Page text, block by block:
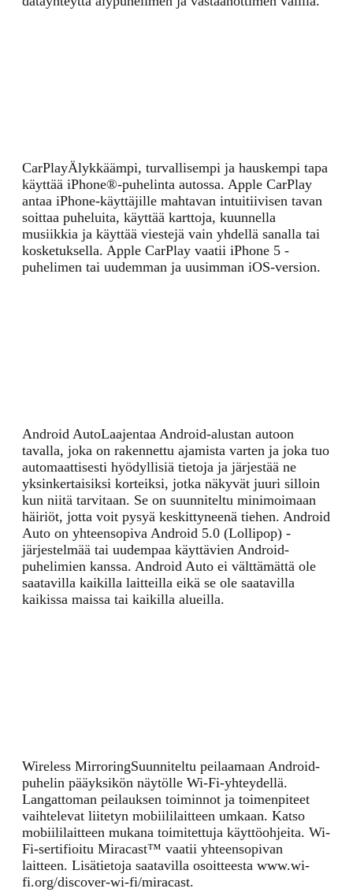
CarPlayÄlykkäämpi, turvallisempi ja hauskempi tapa
käyttää iPhone®-puhelinta autossa. Apple CarPlay
antaa iPhone-käyttäjille mahtavan intuitiivisen tavan
soittaa puheluita, käyttää karttoja, kuunnella
musiikkia ja käyttää viestejä vain yhdellä sanalla tai
kosketuksella. Apple CarPlay vaatii iPhone 5 -
puhelimen tai uudemman ja uusimman iOS-version.
Android AutoLaajentaa Android-alustan autoon
tavalla, joka on rakennettu ajamista varten ja joka tuo
automaattisesti hyödyllisiä tietoja ja järjestää ne
yksinkertaisiksi korteiksi, jotka näkyvät juuri silloin
kun niitä tarvitaan. Se on suunniteltu minimoimaan
häiriöt, jotta voit pysyä keskittyneenä tiehen. Android
Auto on yhteensopiva Android 5.0 (Lollipop) -
järjestelmää tai uudempaa käyttävien Android-
puhelimien kanssa. Android Auto ei välttämättä ole
saatavilla kaikilla laitteilla eikä se ole saatavilla
kaikissa maissa tai kaikilla alueilla.
Wireless MirroringSuunniteltu peilaamaan Android-
puhelin pääyksikön näytölle Wi-Fi-yhteydellä.
Langattoman peilauksen toiminnot ja toimenpiteet
vaihtelevat liitetyn mobiililaitteen umkaan. Katso
mobiililaitteen mukana toimitettuja käyttöohjeita. Wi-
Fi-sertifioitu Miracast™ vaatii yhteensopivan
laitteen. Lisätietoja saatavilla osoitteesta www.wi-
fi.org/discover-wi-fi/miracast.